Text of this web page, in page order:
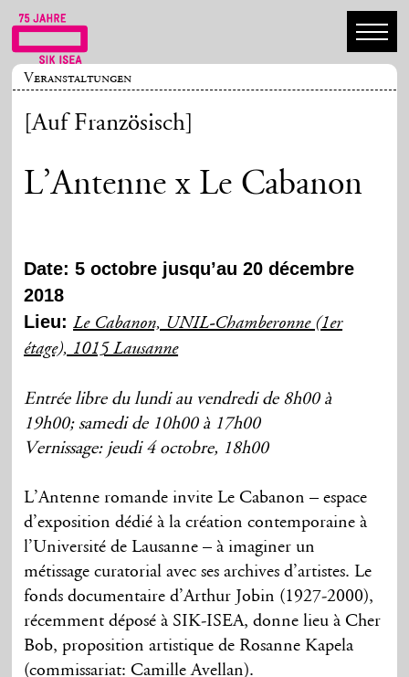
Veranstaltungen
[Auf Französisch]
L’Antenne x Le Cabanon
Date: 5 octobre jusqu’au 20 décembre
2018
Lieu: Le Cabanon, UNIL-Chamberonne (1er
étage), 1015 Lausanne
Entrée libre du lundi au vendredi de 8h00 à
19h00; samedi de 10h00 à 17h00
Vernissage: jeudi 4 octobre, 18h00
L’Antenne romande invite Le Cabanon – espace
d’exposition dédié à la création contemporaine à
l’Université de Lausanne – à imaginer un
métissage curatorial avec ses archives d’artistes. Le
fonds documentaire d’Arthur Jobin (1927-2000),
récemment déposé à SIK-ISEA, donne lieu à Cher
Bob, proposition artistique de Rosanne Kapela
(commissariat: Camille Avellan).